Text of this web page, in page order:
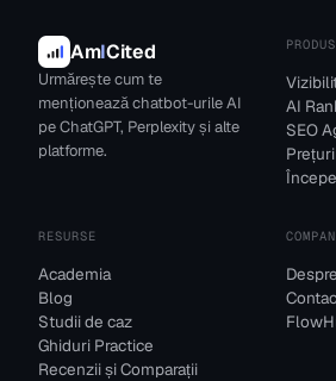
AmICited
Urmărește cum te
menționează chatbot-urile AI
pe ChatGPT, Perplexity și alte
platforme.
PRODUS
AI
SEO
Prețuri
RESURSE
Academia
Blog
Studii de caz
Ghiduri Practice
Recenzii și Comparații
Despre